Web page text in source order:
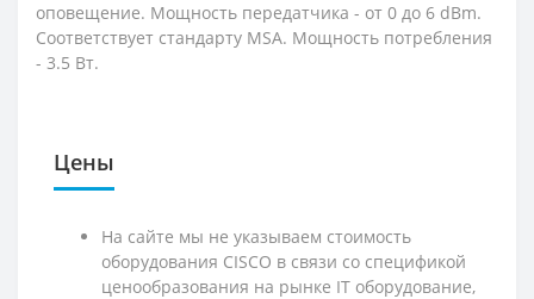
оповещение. Мощность передатчика - от 0 до 6 dBm.
Соответствует стандарту MSA. Мощность потребления
- 3.5 Вт.
Цены
На сайте мы не указываем стоимость
оборудования CISCO в связи со спецификой
ценообразования на рынке IT оборудование,